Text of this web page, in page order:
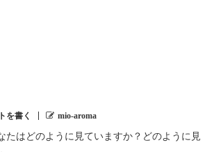
を書く mio-aroma
たはどのように見ていますか？どのように見